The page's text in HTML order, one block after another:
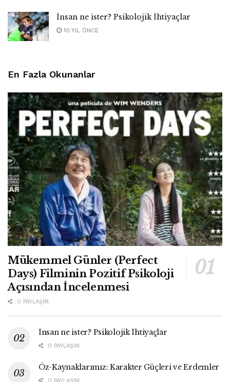
İnsan ne ister? Psikolojik İhtiyaçlar
10 YIL ÖNCE
En Fazla Okunanlar
Mükemmel Günler (Perfect
Days) Filminin Pozitif Psikoloji
Açısından İncelenmesi
0 PAYLAŞIM
İnsan ne ister? Psikolojik İhtiyaçlar
0 PAYLAŞIM
Öz-Kaynaklarımız: Karakter Güçleri ve Erdemler
0 PAYLAŞIM